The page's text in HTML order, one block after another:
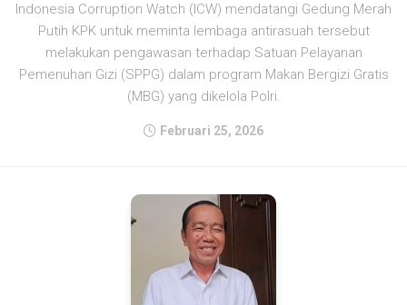
Indonesia Corruption Watch (ICW) mendatangi Gedung Merah
Putih KPK untuk meminta lembaga antirasuah tersebut
melakukan pengawasan terhadap Satuan Pelayanan
Pemenuhan Gizi (SPPG) dalam program Makan Bergizi Gratis
(MBG) yang dikelola Polri.
Februari 25, 2026